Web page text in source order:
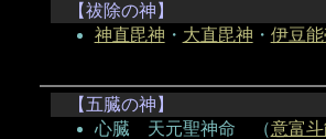
【祓除の神】
神直毘神 ・ 大直毘神 ・ 伊豆
【五臓の神】
心臓 天元聖神命 （意富